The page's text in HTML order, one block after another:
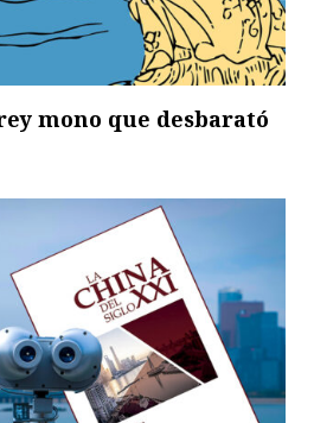
mono que desbarató